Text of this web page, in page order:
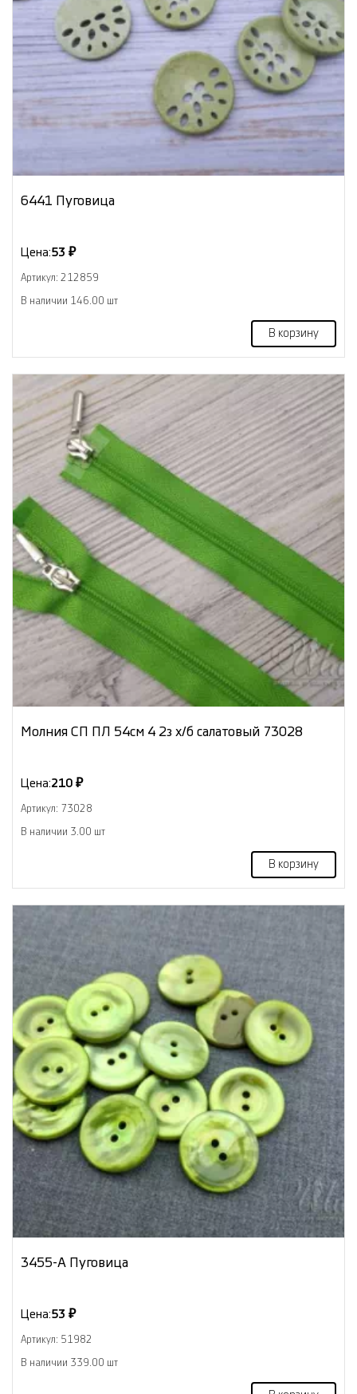
6441 Пуговица
Цена:53 ₽
Артикул: 212859
В наличии 146.00 шт
В корзину
Молния СП ПЛ 54см 4 2з х/б салатовый 73028
Цена:210 ₽
Артикул: 73028
В наличии 3.00 шт
В корзину
3455-А Пуговица
Цена:53 ₽
Артикул: 51982
В наличии 339.00 шт